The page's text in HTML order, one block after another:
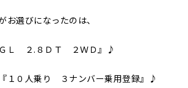
お選びになったのは、
ＧＬ ２.８ＤＴ ２ＷＤ』♪
１０人乗り ３ナンバー乗用登録』♪